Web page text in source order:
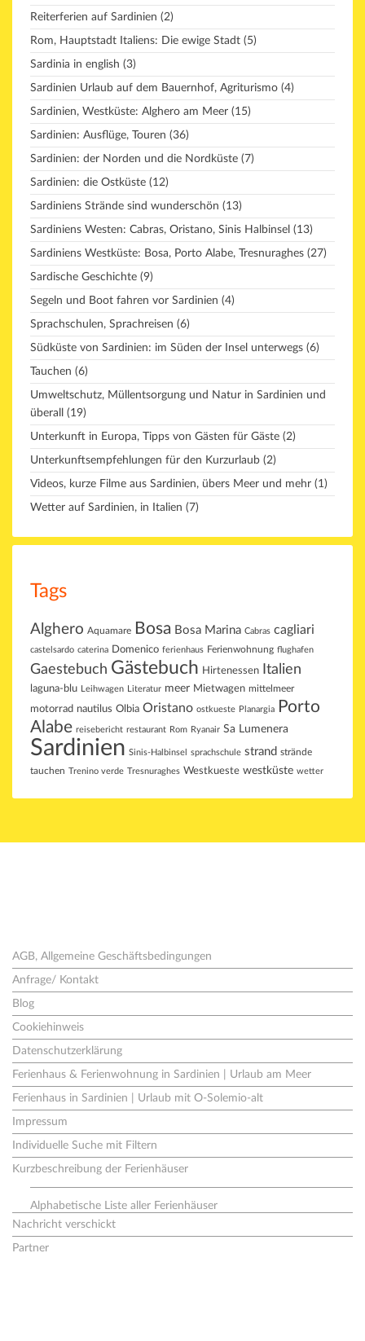
Reiterferien auf Sardinien (2)
Rom, Hauptstadt Italiens: Die ewige Stadt (5)
Sardinia in english (3)
Sardinien Urlaub auf dem Bauernhof, Agriturismo (4)
Sardinien, Westküste: Alghero am Meer (15)
Sardinien: Ausflüge, Touren (36)
Sardinien: der Norden und die Nordküste (7)
Sardinien: die Ostküste (12)
Sardiniens Strände sind wunderschön (13)
Sardiniens Westen: Cabras, Oristano, Sinis Halbinsel (13)
Sardiniens Westküste: Bosa, Porto Alabe, Tresnuraghes (27)
Sardische Geschichte (9)
Segeln und Boot fahren vor Sardinien (4)
Sprachschulen, Sprachreisen (6)
Südküste von Sardinien: im Süden der Insel unterwegs (6)
Tauchen (6)
Umweltschutz, Müllentsorgung und Natur in Sardinien und
überall
(19)
Unterkunft in Europa, Tipps von Gästen für Gäste (2)
Unterkunftsempfehlungen für den Kurzurlaub (2)
Videos, kurze Filme aus Sardinien, übers Meer und mehr (1)
Wetter auf Sardinien, in Italien (7)
Tags
Alghero Aquamare Bosa Bosa Marina Cabras cagliari
castelsardo caterina Domenico ferienhaus Ferienwohnung flughafen
Gaestebuch Gästebuch Hirtenessen Italien
laguna-blu Leihwagen Literatur meer Mietwagen mittelmeer
motorrad nautilus Olbia Oristano ostkueste Planargia
Porto
Alabe reisebericht restaurant Rom Ryanair Sa Lumenera
Sardinien Sinis-Halbinsel sprachschule strand strände
tauchen Trenino verde Tresnuraghes Westkueste westküste wetter
AGB, Allgemeine Geschäftsbedingungen
Anfrage/ Kontakt
Blog
Cookiehinweis
Datenschutzerklärung
Ferienhaus & Ferienwohnung in Sardinien | Urlaub am Meer
Ferienhaus in Sardinien | Urlaub mit O-Solemio-alt
Impressum
Individuelle Suche mit Filtern
Kurzbeschreibung der Ferienhäuser
Alphabetische Liste aller Ferienhäuser
Nachricht verschickt
Partner